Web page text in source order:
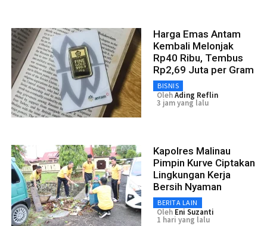
Harga Emas Antam
Kembali Melonjak
Rp40 Ribu, Tembus
Rp2,69 Juta per Gram
BISNIS
OlehAding Reflin
3 jam yang lalu
Kapolres Malinau
Pimpin Kurve Ciptakan
Lingkungan Kerja
Bersih Nyaman
BERITA LAIN
Oleh Eni Suzanti
1 hari yang lalu